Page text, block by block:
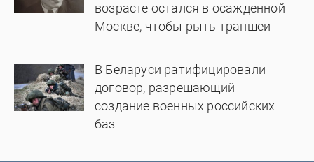
возрасте остался в осажденной
Москве, чтобы рыть траншеи
В Беларуси ратифицировали
договор, разрешающий
создание военных российских
баз